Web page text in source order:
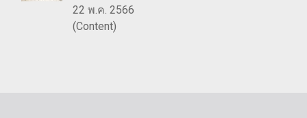
22 พ.ค. 2566
(Content)